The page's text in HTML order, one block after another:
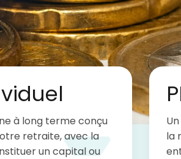
à long terme conçu
retraite, avec la
un capital ou
la